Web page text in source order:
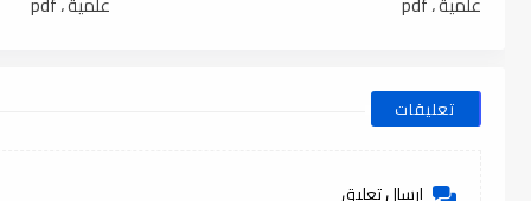
تعليقات
إرسال تعليق